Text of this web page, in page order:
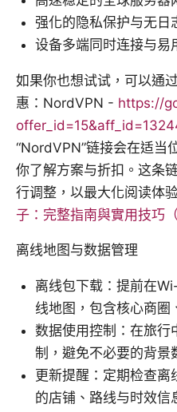
强化的隐私保护与无日
设备多端同时连接与易
如果你也想试试，可以通
惠：NordVPN - https://
“NordVPN”链接会在适当
你了解方案与折扣。这条
行调整，以最大化阅读体
子：完整指南與實用技巧
离线地图与数据管理
离线包下载：提前在
线地图，包含核心商圈
数据使用控制：在旅行
制，避免不必要的背景
更新提醒：定期检查离
的店铺、路线与时效信